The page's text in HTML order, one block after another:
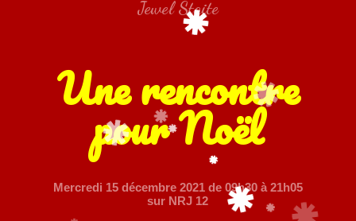
Jewel Staite
Une rencontre
pour Noël
Mercredi 15 décembre 2021de 09h30 à 21h05
sur NRJ 12